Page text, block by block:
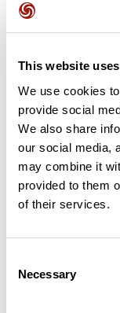
This website
We use cookies
provide social
We also share
our social media,
may combine it
provided to them
of their services.
Selection
Necessary
28 km
38 km
45 km